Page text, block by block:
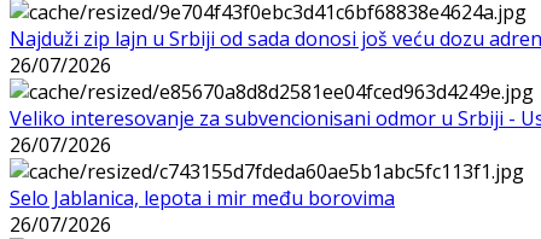
Najduži zip lajn u Srbiji od sada donosi još veću dozu
26/07/2026
Veliko interesovanje za subvencionisani odmor u Srbiji -
26/07/2026
Selo Jablanica, lepota i mir među borovima
26/07/2026